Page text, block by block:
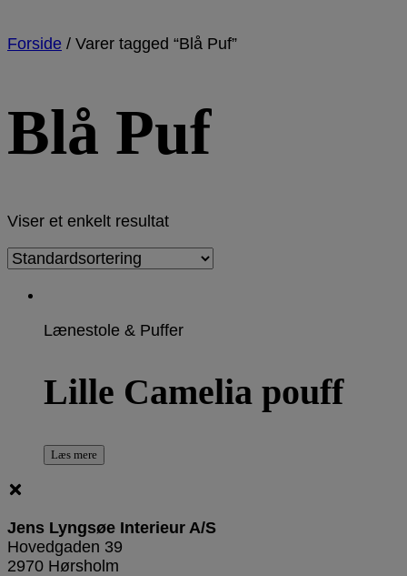
Forside / Varer tagged “Blå Puf”
Blå Puf
Viser et enkelt resultat
Lænestole & Puffer
Lille Camelia pouff
Læs mere
Jens Lyngsøe Interieur A/S
Hovedgaden 39
2970 Hørsholm